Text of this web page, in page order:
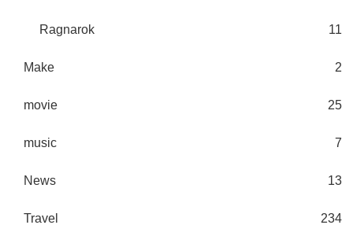
Ragnarok 11
Make 2
movie 25
music 7
News 13
Travel 234